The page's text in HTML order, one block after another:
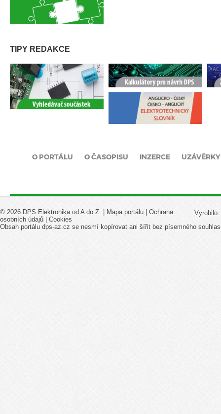
TIPY REDAKCE
O PORTÁLU O ČASOPISU INZERCE UZÁVĚRKY
Vyrobilo:
© 2026 DPS Elektronika od A do Z. | Mapa portálu
Ochrana
osobních údajů
Cookies
Obsah portálu dps-az.cz se nesmí kopírovat ani šířit bez písemného